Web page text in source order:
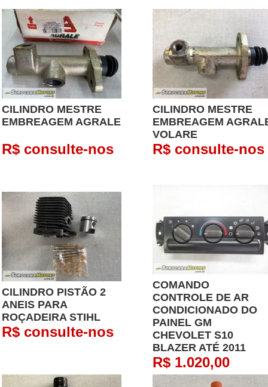
CILINDRO MESTRE
EMBREAGEM AGRALE
R$ consulte-nos
CILINDRO MESTRE
EMBREAGEM
VOLARE
R$ consulte-nos
CILINDRO PISTÃO 2
ANEIS PARA
ROÇADEIRA STIHL
R$ consulte-nos
COMANDO
CONTROLE DE AR
CONDICIONADO DO
PAINEL GM
CHEVOLET S10
BLAZER ATÉ 2011
R$ 1.020,00